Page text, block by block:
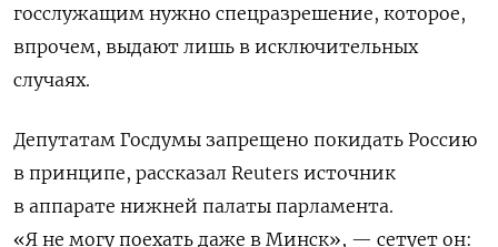
госслужащим нужно спецразрешение, которое,
впрочем, выдают лишь в исключительных
случаях.
Депутатам Госдумы запрещено покидать Россию
в принципе, рассказал Reuters источник
в аппарате нижней палаты парламента.
«Я не могу поехать даже в Минск», — сетует он: